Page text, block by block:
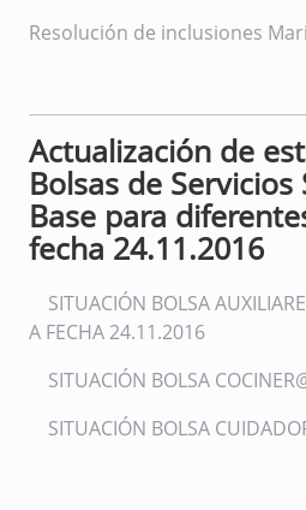
Resolución de inclusiones
Actualización de
Bolsas de Servicios
Base para
fecha 24.11.2016
SITUACIÓN BOLSA
A FECHA 24.11.2016
SITUACIÓN BOLSA
SITUACIÓN BOLSA